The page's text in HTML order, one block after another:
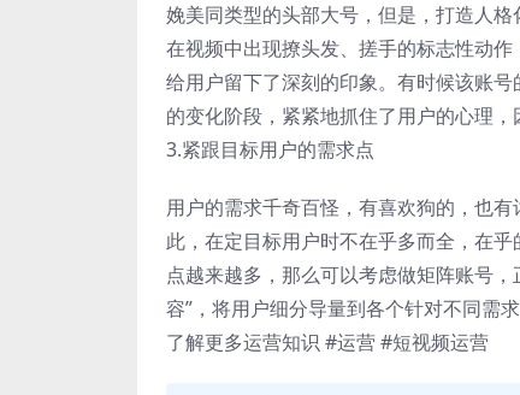
娩美同类型的头部大号，但是，打造人
在视频中出现撩头发、搓手的标志性动
给用户留下了深刻的印象。有时候该账
的变化阶段，紧紧地抓住了用户的心理，
3.紧跟目标用户的需求点
用户的需求千奇百怪，有喜欢狗的，也
此，在定目标用户时不在乎多而全，在
点越来越多，那么可以考虑做矩阵账号
容”，将用户细分导量到各个针对不同需
了解更多运营知识 #运营 #短视频运营